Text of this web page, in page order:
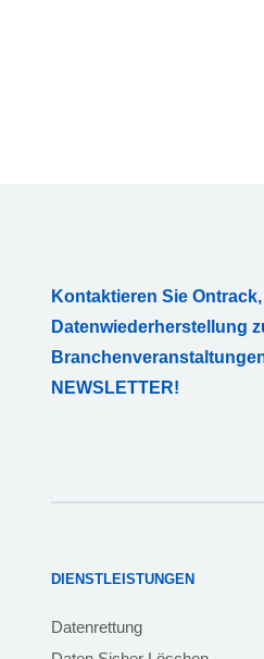
Kontaktieren Sie
Datenwiederherstellung
NEWSLETTER!
DIENSTLEISTUNGEN
Datenrettung